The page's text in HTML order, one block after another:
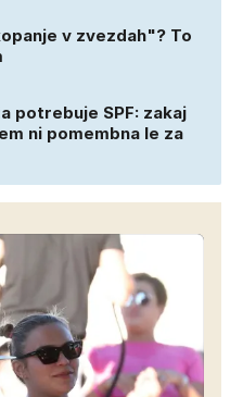
v zvezdah"? To
potrebuje SPF: zakaj
ni pomembna le za